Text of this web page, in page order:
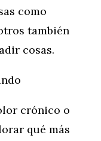
como
también
cosas.
crónico o
qué más